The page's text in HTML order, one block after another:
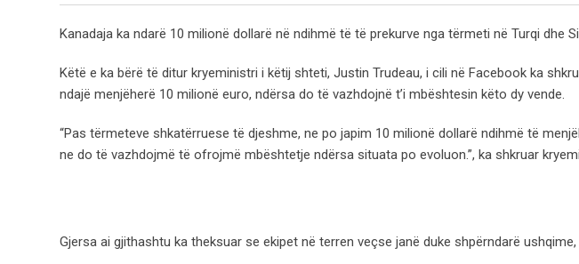
Kanadaja ka ndarë 10 milionë dollarë në ndihmë të të prekurve nga tërmeti në Turqi dhe
Këtë e ka bërë të ditur kryeministri i këtij shteti, Justin Trudeau, i cili në Facebook ka
ndajë menjëherë 10 milionë euro, ndërsa do të vazhdojnë t’i mbështesin këto dy vende.
“Pas tërmeteve shkatërruese të djeshme, ne po japim 10 milionë dollarë ndihmë të
ne do të vazhdojmë të ofrojmë mbështetje ndërsa situata po evoluon.”, ka shkruar
Gjersa ai gjithashtu ka theksuar se ekipet në terren veçse janë duke shpërndarë